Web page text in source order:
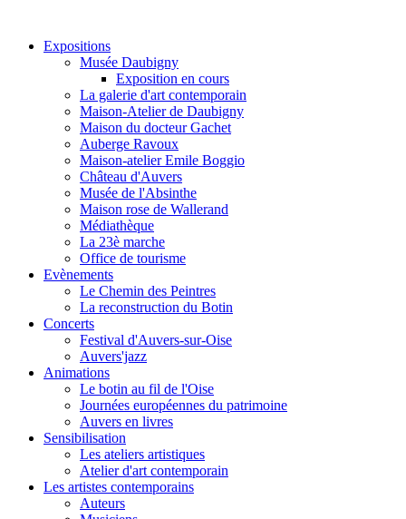
Expositions
Musée Daubigny
Exposition en cours
La galerie d'art contemporain
Maison-Atelier de Daubigny
Maison du docteur Gachet
Auberge Ravoux
Maison-atelier Emile Boggio
Château d'Auvers
Musée de l'Absinthe
Maison rose de Wallerand
Médiathèque
La 23è marche
Office de tourisme
Evènements
Le Chemin des Peintres
La reconstruction du Botin
Concerts
Festival d'Auvers-sur-Oise
Auvers'jazz
Animations
Le botin au fil de l'Oise
Journées européennes du patrimoine
Auvers en livres
Sensibilisation
Les ateliers artistiques
Atelier d'art contemporain
Les artistes contemporains
Auteurs